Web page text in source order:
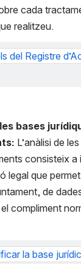
cada
realitzeu.
del Registre
bases
L’anàlisi de
consisteix
legal que
de
compliment
la base